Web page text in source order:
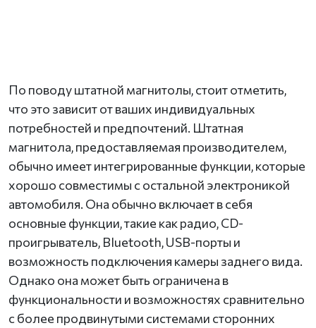
По поводу штатной магнитолы, стоит отметить,
что это зависит от ваших индивидуальных
потребностей и предпочтений. Штатная
магнитола, предоставляемая производителем,
обычно имеет интегрированные функции, которые
хорошо совместимы с остальной электроникой
автомобиля. Она обычно включает в себя
основные функции, такие как радио, CD-
проигрыватель, Bluetooth, USB-порты и
возможность подключения камеры заднего вида.
Однако она может быть ограничена в
функциональности и возможностях сравнительно
с более продвинутыми системами сторонних